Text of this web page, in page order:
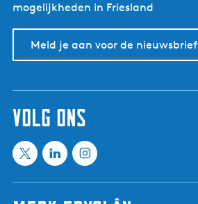
mogelijkheden in Friesland
Meld je aan voor de nieuwsbrief
volg ons
X
L
I